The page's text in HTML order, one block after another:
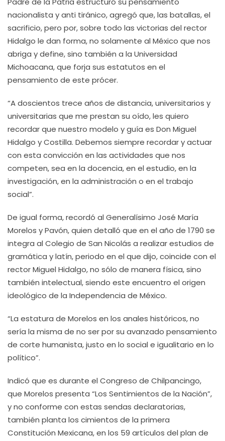
nacionalista y anti tiránico, agregó que, las batallas, el
sacrificio, pero por, sobre todo las victorias del rector
Hidalgo le dan forma, no solamente al México que nos
abriga y define, sino también a la Universidad
Michoacana, que forja sus estatutos en el
pensamiento de este prócer.
“A doscientos trece años de distancia, universitarios y
universitarias que me prestan su oído, les quiero
recordar que nuestro modelo y guía es Don Miguel
Hidalgo y Costilla. Debemos siempre recordar y actuar
con esta convicción en las actividades que nos
competen, sea en la docencia, en el estudio, en la
investigación, en la administración o en el trabajo
social”.
De igual forma, recordó al Generalísimo José María
Morelos y Pavón, quien detalló que en el año de 1790 se
integra al Colegio de San Nicolás a realizar estudios de
gramática y latín, periodo en el que dijo, coincide con el
rector Miguel Hidalgo, no sólo de manera física, sino
también intelectual, siendo este encuentro el origen
ideológico de la Independencia de México.
“La estatura de Morelos en los anales históricos, no
sería la misma de no ser por su avanzado pensamiento
de corte humanista, justo en lo social e igualitario en lo
político”.
Indicó que es durante el Congreso de Chilpancingo,
que Morelos presenta “Los Sentimientos de la Nación”,
y no conforme con estas sendas declaratorias,
también planta los cimientos de la primera
Constitución Mexicana, en los 59 artículos del plan de